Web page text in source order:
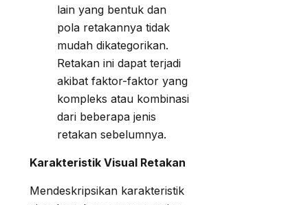
lain yang bentuk dan
pola retakannya tidak
mudah dikategorikan.
Retakan ini dapat terjadi
akibat faktor-faktor yang
kompleks atau kombinasi
dari beberapa jenis
retakan sebelumnya.
Karakteristik Visual Retakan
Mendeskripsikan karakteristik